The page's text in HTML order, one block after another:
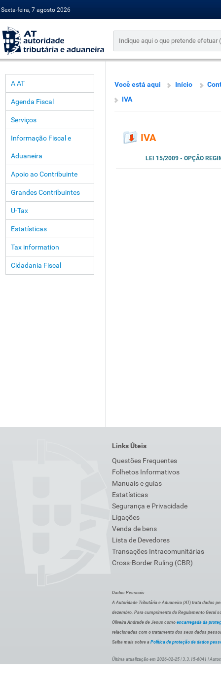
Sexta-feira, 7 agosto 2026
A AT
Agenda Fiscal
Serviços
Informação Fiscal e
Aduaneira
Apoio ao Contribuinte
Grandes Contribuintes
U-Tax
Estatísticas
Tax information
Cidadania Fiscal
Você está aqui Início
IVA
IVA
LEI 15/2009 - OPÇÃO
Links Úteis
Questões Frequentes
Folhetos Informativos
Manuais e guias
Estatísticas
Segurança e Privacidade
Ligações
Venda de bens
Lista de Devedores
Transações Intracomunitárias
Cross-Border Ruling (CBR)
Dados Pessoais
A Autoridade Tributária e Aduaneira (AT) trata dados
dezembro. Para cumprimento do Regulamento Geral
Oliveira Andrade de Jesus como encarregada da
relacionadas com o tratamento dos seus dados
Saiba mais sobre a Política de proteção de dados
Última atualização em 2026-02-25 | 3.3.15-6041 |